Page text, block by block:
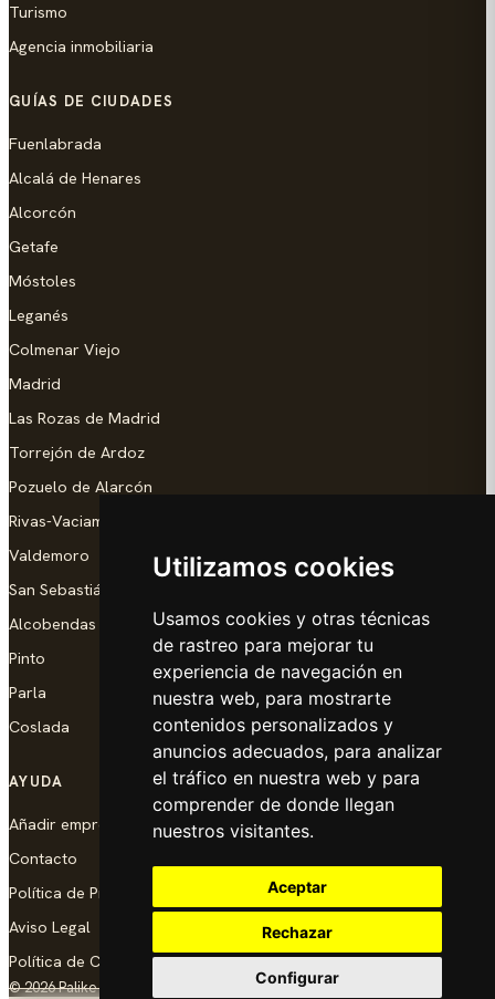
Utilizamos cookies
Usamos cookies y otras técnicas
de rastreo para mejorar tu
experiencia de navegación en
nuestra web, para mostrarte
contenidos personalizados y
anuncios adecuados, para analizar
el tráfico en nuestra web y para
comprender de donde llegan
nuestros visitantes.
Aceptar
Rechazar
Configurar
Turismo
Agencia inmobiliaria
GUÍAS DE CIUDADES
Fuenlabrada
Alcalá de Henares
Alcorcón
Getafe
Móstoles
Leganés
Colmenar Viejo
Madrid
Las Rozas de Madrid
Torrejón de Ardoz
Pozuelo de Alarcón
Rivas-Vaciamadrid
Valdemoro
San Sebastián de los Reyes
Alcobendas
Pinto
Parla
Coslada
AYUDA
Añadir empresa
Contacto
Política de Privacidad
Aviso Legal
Política de Cookies
© 2026 Palike Networks, S.L.U. Hecho con cariño en Coslada